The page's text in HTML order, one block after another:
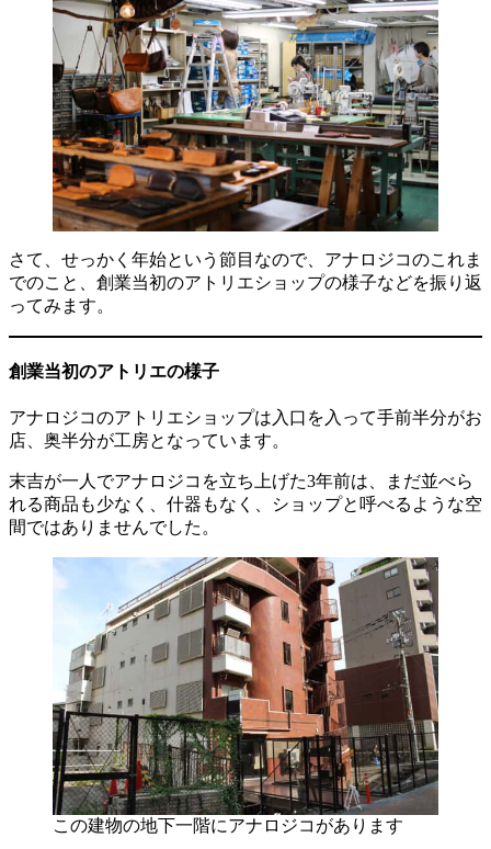
さて、せっかく年始という節目なので、アナロジコのこれま
でのこと、創業当初のアトリエショップの様子などを振り返
ってみます。
創業当初のアトリエの様子
アナロジコのアトリエショップは入口を入って手前半分がお
店、奥半分が工房となっています。
末吉が一人でアナロジコを立ち上げた3年前は、まだ並べら
れる商品も少なく、什器もなく、ショップと呼べるような空
間ではありませんでした。
この建物の地下一階にアナロジコがあります